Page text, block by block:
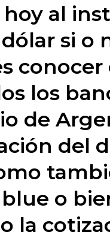
al
si o
conocer
los
de
del
o
la